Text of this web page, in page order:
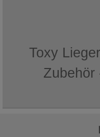
Toxy
Zubehör